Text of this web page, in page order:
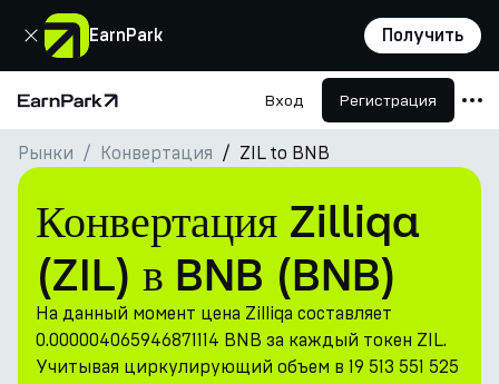
EarnPark Получить
Закрыть
Главная страница Вход Регистрация
Продукты
Рынки
Калькуляторы
Токен PARK
Ресурсы
Рынки Конвертация ZIL to BNB
Конвертация Zilliqa
(ZIL) в BNB (BNB)
На данный момент цена Zilliqa составляет
0.000004065946871114 BNB за каждый токен ZIL.
Учитывая циркулирующий объем в 19 513 551 525